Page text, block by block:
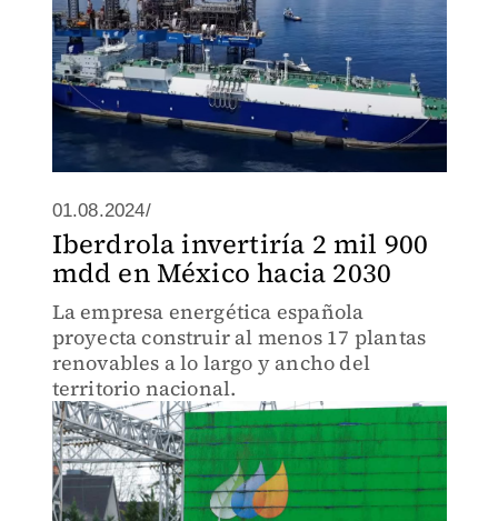
01.08.2024/
Iberdrola invertiría 2 mil 900
mdd en México hacia 2030
La empresa energética española
proyecta construir al menos 17 plantas
renovables a lo largo y ancho del
territorio nacional.